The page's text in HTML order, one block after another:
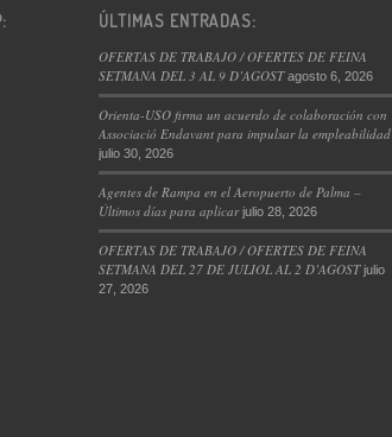
ÚLTIMAS ENTRADAS:
OFERTAS DE TRABAJO / OFERTES DE FEINA
SETMANA DEL 3 AL 9 D’AGOST agosto 6, 2026
Orienta-USO firma un acuerdo de colaboración con
Associació Endavant para impulsar la empleabilidad
julio 30, 2026
Agentes de Rampa en el Aeropuerto de Palma –
Últimos días para aplicar julio 28, 2026
OFERTAS DE TRABAJO / OFERTES DE FEINA
SETMANA DEL 27 DE JULIOL AL 2 D’AGOST julio
27, 2026